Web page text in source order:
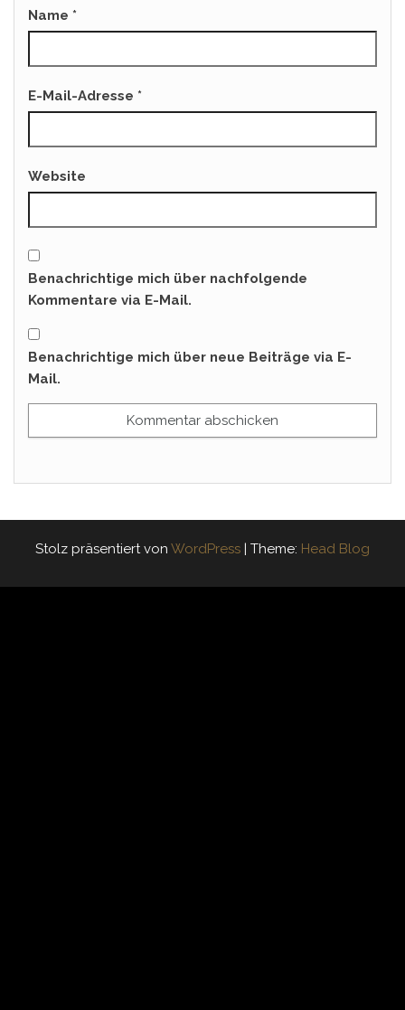
Name *
E-Mail-Adresse *
Website
Benachrichtige mich über nachfolgende
Kommentare via E-Mail.
Benachrichtige mich über neue Beiträge via E-
Mail.
Stolz präsentiert von WordPress | Theme: Head Blog